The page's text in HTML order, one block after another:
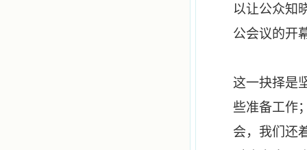
以让公众知
公会议的开
这一抉择是
些准备工作
会，我们还